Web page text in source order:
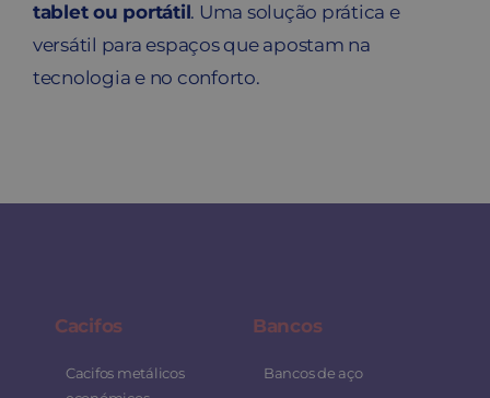
tablet ou portátil. Uma solução prática e
versátil para espaços que apostam na
tecnologia e no conforto.
Cacifos
Cacifos metálicos
Bancos
Bancos de aço